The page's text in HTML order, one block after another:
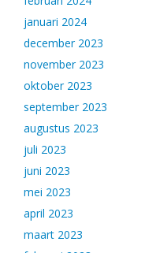
januari 2024
december 2023
november 2023
oktober 2023
september 2023
augustus 2023
juli 2023
juni 2023
mei 2023
april 2023
maart 2023